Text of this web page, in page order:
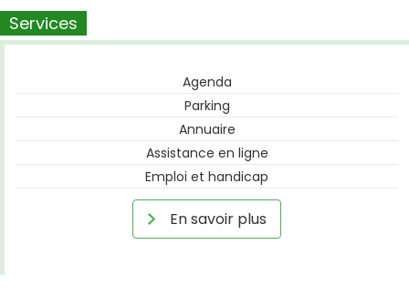
Services
Agenda
Parking
Annuaire
Assistance en ligne
Emploi et handicap
En savoir plus